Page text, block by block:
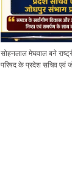
सोहनलाल मेघवाल बने
परिषद के प्रदेश सचिव एवं